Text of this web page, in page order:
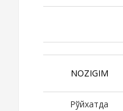
NOZIGIM
Рўйхатда